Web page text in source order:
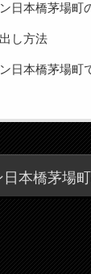
日本橋茅場町
し方法
日本橋茅場町
本橋茅場